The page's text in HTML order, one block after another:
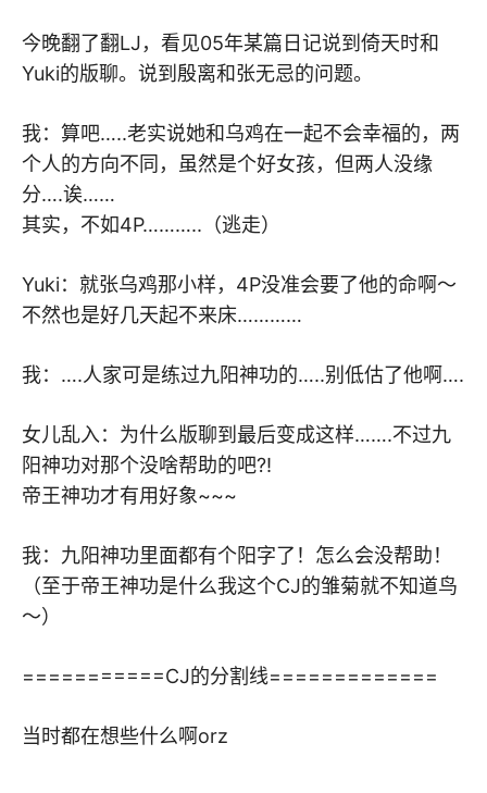
今晚翻了翻LJ，看见05年某篇日记说到倚天时和
Yuki的版聊。说到殷离和张无忌的问题。
我：算吧…..老实说她和乌鸡在一起不会幸福的，两
个人的方向不同，虽然是个好女孩，但两人没缘
分….诶……
其实，不如4P………..（逃走）
Yuki：就张乌鸡那小样，4P没准会要了他的命啊～
不然也是好几天起不来床…………
我：….人家可是练过九阳神功的…..别低估了他啊….
女儿乱入：为什么版聊到最后变成这样…….不过九
阳神功对那个没啥帮助的吧?!
帝王神功才有用好象~~~
我：九阳神功里面都有个阳字了！怎么会没帮助！
（至于帝王神功是什么我这个CJ的雏菊就不知道鸟
～）
===========CJ的分割线=============
当时都在想些什么啊orz